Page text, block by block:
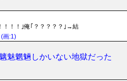
！！！｣俺｢？？？？？｣→結
(画:1)
魅魍魎しかいない地獄だった